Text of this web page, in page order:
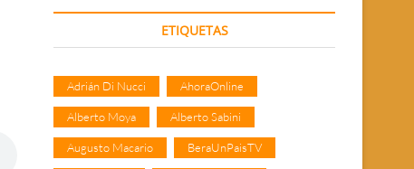
ETIQUETAS
Adrián Di Nucci AhoraOnline
Alberto Moya Alberto Sabini
Augusto Macario BeraUnPaisTV